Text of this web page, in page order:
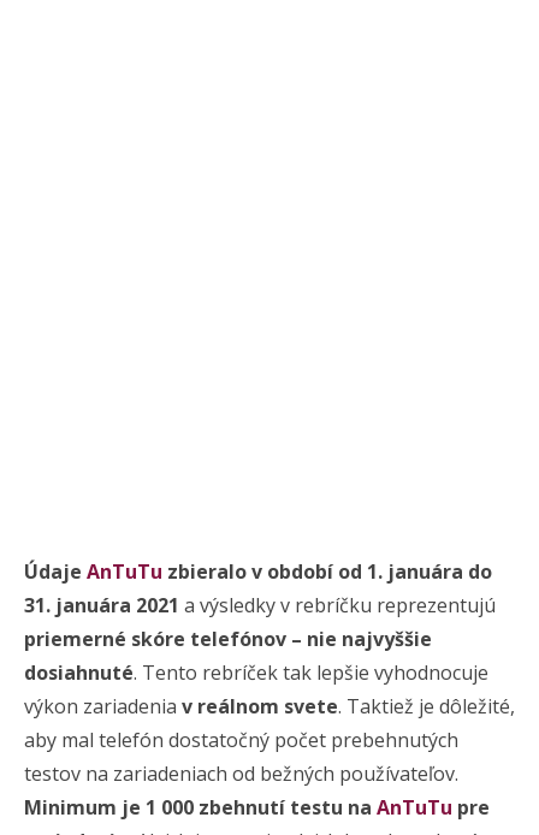
Údaje AnTuTu zbieralo v období od 1. januára do
31. januára 2021 a výsledky v rebríčku reprezentujú
priemerné skóre telefónov – nie najvyššie
dosiahnuté. Tento rebríček tak lepšie vyhodnocuje
výkon zariadenia v reálnom svete. Taktiež je dôležité,
aby mal telefón dostatočný počet prebehnutých
testov na zariadeniach od bežných používateľov.
Minimum je 1 000 zbehnutí testu na AnTuTu pre